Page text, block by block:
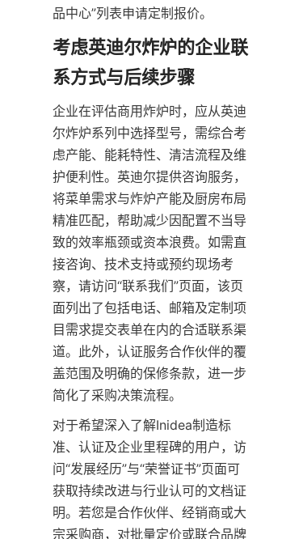
考虑英迪尔炸炉的企业联
企业在评估商用炸炉时，应从英迪
尔炸炉系列中选择型号，需综合考
虑产能、能耗特性、清洁流程及维
护便利性。英迪尔提供咨询服务，
将菜单需求与炸炉产能及厨房布局
精准匹配，帮助减少因配置不当导
致的效率瓶颈或资本浪费。如需直
接咨询、技术支持或预约现场考
察，请访问“联系我们”页面，该页
面列出了包括电话、邮箱及定制项
目需求提交表单在内的合适联系渠
道。此外，认证服务合作伙伴的覆
盖范围及明确的保修条款，进一步
简化了采购决策流程。
对于希望深入了解Inidea制造标
准、认证及企业里程碑的用户，访
问“发展经历”与“荣誉证书”页面可
获取持续改进与行业认可的文档证
明。若您是合作伙伴、经销商或大
宗采购商，对批量定价或联合品牌